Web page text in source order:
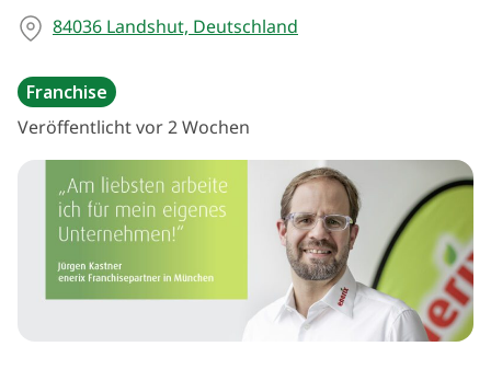
84036 Landshut, Deutschland
Franchise
Veröffentlicht vor 2 Wochen